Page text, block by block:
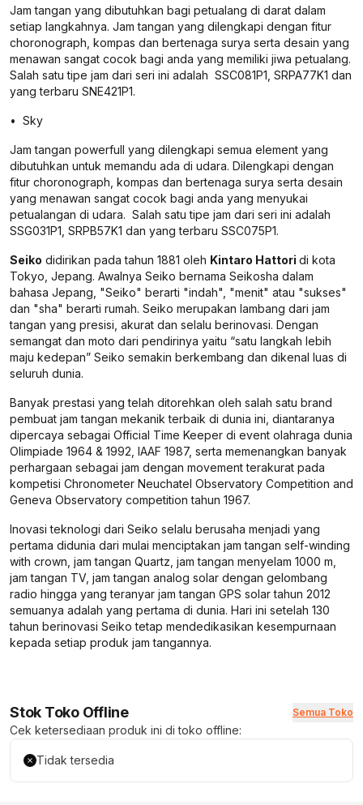
Jam tangan yang dibutuhkan bagi petualang di darat dalam
setiap langkahnya. Jam tangan yang dilengkapi dengan fitur
choronograph, kompas dan bertenaga surya serta desain yang
menawan sangat cocok bagi anda yang memiliki jiwa petualang.
Salah satu tipe jam dari seri ini adalah SSC081P1, SRPA77K1 dan
yang terbaru SNE421P1.
• Sky
Jam tangan powerfull yang dilengkapi semua element yang
dibutuhkan untuk memandu ada di udara. Dilengkapi dengan
fitur choronograph, kompas dan bertenaga surya serta desain
yang menawan sangat cocok bagi anda yang menyukai
petualangan di udara. Salah satu tipe jam dari seri ini adalah
SSG031P1, SRPB57K1 dan yang terbaru SSC075P1.
Seiko didirikan pada tahun 1881 oleh Kintaro Hattori di kota
Tokyo, Jepang. Awalnya Seiko bernama Seikosha dalam
bahasa Jepang, "Seiko" berarti "indah", "menit" atau "sukses"
dan "sha" berarti rumah. Seiko merupakan lambang dari jam
tangan yang presisi, akurat dan selalu berinovasi. Dengan
semangat dan moto dari pendirinya yaitu “satu langkah lebih
maju kedepan” Seiko semakin berkembang dan dikenal luas di
seluruh dunia.
Banyak prestasi yang telah ditorehkan oleh salah satu brand
pembuat jam tangan mekanik terbaik di dunia ini, diantaranya
dipercaya sebagai Official Time Keeper di event olahraga dunia
Olimpiade 1964 & 1992, IAAF 1987, serta memenangkan banyak
perhargaan sebagai jam dengan movement terakurat pada
kompetisi Chronometer Neuchatel Observatory Competition and
Geneva Observatory competition tahun 1967.
Inovasi teknologi dari Seiko selalu berusaha menjadi yang
pertama didunia dari mulai menciptakan jam tangan self-winding
with crown, jam tangan Quartz, jam tangan menyelam 1000 m,
jam tangan TV, jam tangan analog solar dengan gelombang
radio hingga yang teranyar jam tangan GPS solar tahun 2012
semuanya adalah yang pertama di dunia. Hari ini setelah 130
tahun berinovasi Seiko tetap mendedikasikan kesempurnaan
kepada setiap produk jam tangannya.
Stok Toko Offline Semua Toko
Cek ketersediaan produk ini di toko offline:
Tidak tersedia